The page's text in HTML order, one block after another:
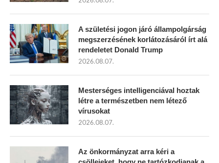
A születési jogon járó állampolgárság
megszerzésének korlátozásáról írt alá
rendeletet Donald Trump
2026.08.07.
Mesterséges intelligenciával hoztak
létre a természetben nem létező
vírusokat
2026.08.07.
Az önkormányzat arra kéri a